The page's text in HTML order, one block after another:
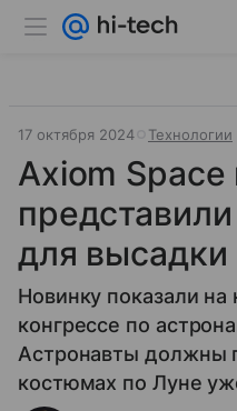
17 октября 2024 Технологии
Axiom Space
для высадки
Новинку показали
конгрессе по
Астронавты должны
костюмах по Луне